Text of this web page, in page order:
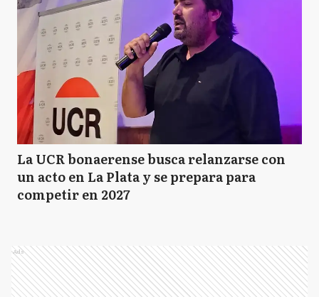
La UCR bonaerense busca relanzarse con
un acto en La Plata y se prepara para
competir en 2027
Ads